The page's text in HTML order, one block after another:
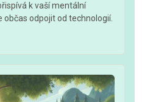
k vaší mentální
občas odpojit od technologií.